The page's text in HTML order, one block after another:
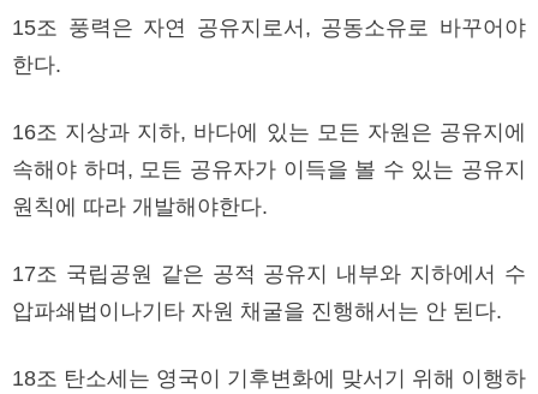
15조 풍력은 자연 공유지로서, 공동소유로 바꾸어야
한다.
16조 지상과 지하, 바다에 있는 모든 자원은 공유지에
속해야 하며, 모든 공유자가 이득을 볼 수 있는 공유지
원칙에 따라 개발해야한다.
17조 국립공원 같은 공적 공유지 내부와 지하에서 수
압파쇄법이나기타 자원 채굴을 진행해서는 안 된다.
18조 탄소세는 영국이 기후변화에 맞서기 위해 이행하